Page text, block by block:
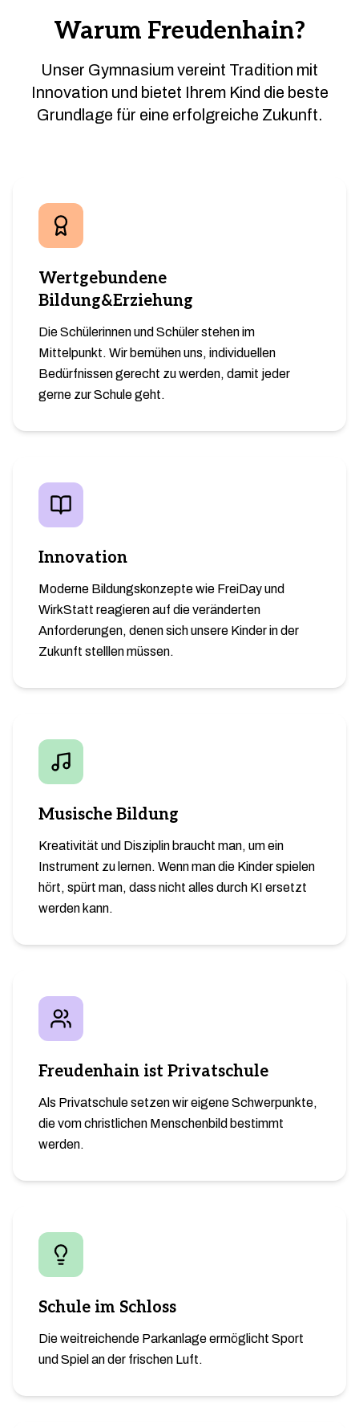
Warum Freudenhain?
Unser Gymnasium vereint Tradition mit
Innovation und bietet Ihrem Kind die beste
Grundlage für eine erfolgreiche Zukunft.
Wertgebundene
Bildung&Erziehung
Die Schülerinnen und Schüler stehen im
Mittelpunkt. Wir bemühen uns, individuellen
Bedürfnissen gerecht zu werden, damit jeder
gerne zur Schule geht.
Innovation
Moderne Bildungskonzepte wie FreiDay und
WirkStatt reagieren auf die veränderten
Anforderungen, denen sich unsere Kinder in der
Zukunft stelllen müssen.
Musische Bildung
Kreativität und Disziplin braucht man, um ein
Instrument zu lernen. Wenn man die Kinder spielen
hört, spürt man, dass nicht alles durch KI ersetzt
werden kann.
Freudenhain ist Privatschule
Als Privatschule setzen wir eigene Schwerpunkte,
die vom christlichen Menschenbild bestimmt
werden.
Schule im Schloss
Die weitreichende Parkanlage ermöglicht Sport
und Spiel an der frischen Luft.